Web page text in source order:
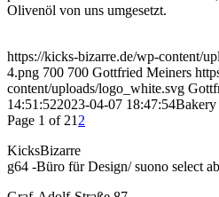
Olivenöl von uns umgesetzt.
https://kicks-bizarre.de/wp-content/
4.png 700 700 Gottfried Meiners
content/uploads/logo_white.svg
14:51:522023-04-07 18:47:54Bakery
Page 1 of 21 2
KicksBizarre
g64 -Büro für Design/ suono select